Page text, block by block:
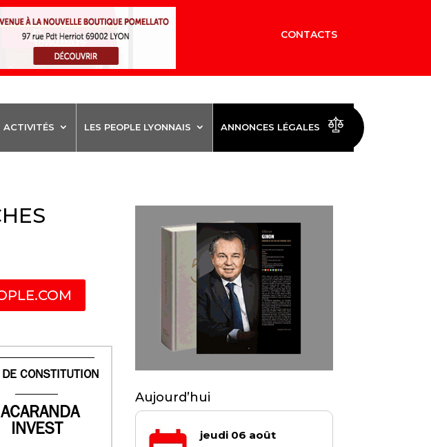
CONTACTS
ACTIVITÉS LES PEOPLE LYONNAIS ANNONCES LÉGALES
CONSTITUTION
INVEST
Aujourd’hui
jeudi 06 août